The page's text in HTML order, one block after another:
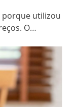
porque utilizou
O…